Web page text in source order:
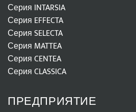
Серия INTARSIA
Серия EFFECTA
Серия SELECTA
Серия MATTEA
Серия CENTEA
Серия CLASSICA
ПРЕДПРИЯТИЕ